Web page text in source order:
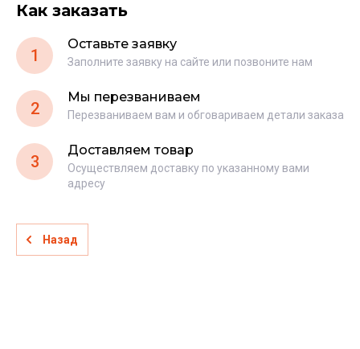
Как заказать
1
Оставьте заявку
Заполните заявку на сайте или позвоните нам
2
Мы перезваниваем
Перезваниваем вам и обговариваем детали заказа
3
Доставляем товар
Осуществляем доставку по указанному вами
адресу
Назад